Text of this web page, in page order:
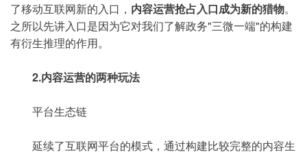
了移动互联网新的入口， 内容运营抢占入口成为新的猎物。
之所以先讲入口是因为它对我们了解政务"三微一端"的构建
有衍生推理的作用。
2.内容运营的两种玩法
平台生态链
延续了互联网平台的模式，通过构建比较完整的内容生